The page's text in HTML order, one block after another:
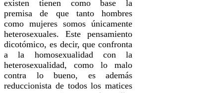
existen tienen como base la
premisa de que tanto hombres
como mujeres somos únicamente
heterosexuales. Este pensamiento
dicotómico, es decir, que confronta
a la homosexualidad con la
heterosexualidad, como lo malo
contra lo bueno, es además
reduccionista de todos los matices